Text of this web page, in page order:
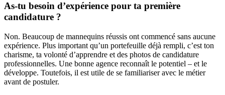
As-tu besoin d’expérience pour ta première
candidature ?
Non. Beaucoup de mannequins réussis ont commencé sans aucune
expérience. Plus important qu’un portefeuille déjà rempli, c’est ton
charisme, ta volonté d’apprendre et des photos de candidature
professionnelles. Une bonne agence reconnaît le potentiel – et le
développe. Toutefois, il est utile de se familiariser avec le métier
avant de postuler.